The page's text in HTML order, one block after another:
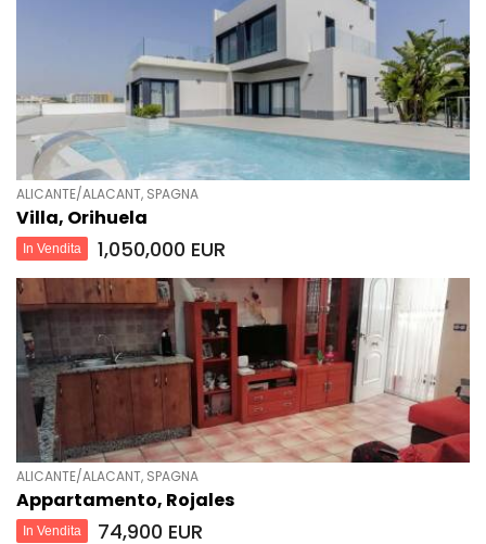
ALICANTE/ALACANT, SPAGNA
Villa, Orihuela
In Vendita 1,050,000 EUR
ALICANTE/ALACANT, SPAGNA
Appartamento, Rojales
In Vendita 74,900 EUR